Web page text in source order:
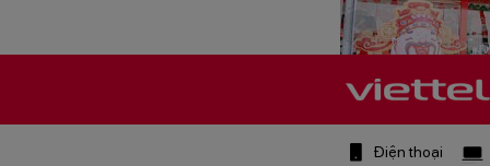
Điện thoại